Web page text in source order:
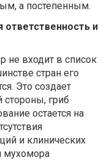
а постепенным.
ответственность и
не входит в список
стран его
Это создает
стороны, гриб
остается на
и клинических
мухомора